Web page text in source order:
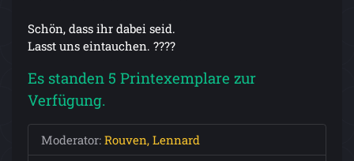
Schön, dass ihr dabei seid.
Lasst uns eintauchen. ????
Es standen 5 Printexemplare zur
Verfügung.
Moderator: Rouven, Lennard